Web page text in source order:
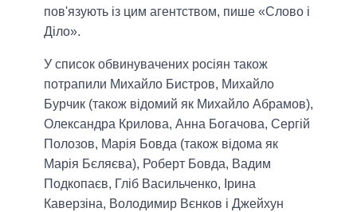
пов'язують із цим агентством, пише «Слово і
Діло».
У список обвинувачених росіян також
потрапили Михайло Бистров, Михайло
Бурчик (також відомий як Михайло Абрамов),
Олександра Крилова, Анна Богачова, Сергій
Полозов, Марія Бовда (також відома як
Марія Бєляєва), Роберт Бовда, Вадим
Подкопаєв, Гліб Васильченко, Ірина
Каверзіна, Володимир Вєнков і Джейхун